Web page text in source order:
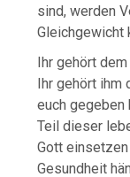
sind, werden
Gleichgewicht
Ihr gehört
Ihr gehört
euch gegeben
Teil dieser
Gott einsetzen
Gesundheit